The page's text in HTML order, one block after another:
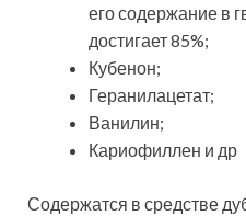
его содержание в
достигает 85%;
Кубенон;
Геранилацетат;
Ванилин;
Кариофиллен и др
Содержатся в средстве